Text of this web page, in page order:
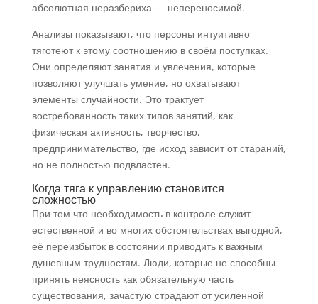
абсолютная неразбериха — непереносимой.
Анализы показывают, что персоны интуитивно
тяготеют к этому соотношению в своём поступках.
Они определяют занятия и увлечения, которые
позволяют улучшать умение, но охватывают
элементы случайности. Это трактует
востребованность таких типов занятий, как
физическая активность, творчество,
предпринимательство, где исход зависит от стараний,
но не полностью подвластен.
Когда тяга к управлению становится
сложностью
При том что необходимость в контроле служит
естественной и во многих обстоятельствах выгодной,
её переизбыток в состоянии приводить к важным
душевным трудностям. Люди, которые не способны
принять неясность как обязательную часть
существования, зачастую страдают от усиленной